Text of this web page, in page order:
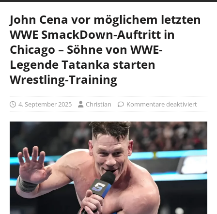
John Cena vor möglichem letzten
WWE SmackDown-Auftritt in
Chicago – Söhne von WWE-
Legende Tatanka starten
Wrestling-Training
4. September 2025 Christian Kommentare deaktiviert